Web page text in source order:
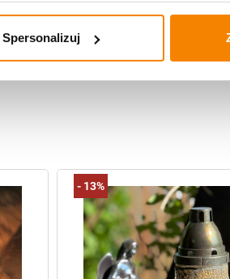
Spersonalizuj
Opinie klientów
- 13%